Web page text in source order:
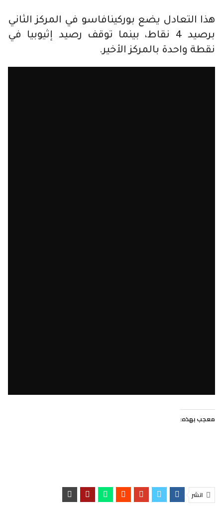
هذا التعادل يضع بوركينافاسو في المركز الثاني
برصيد 4 نقاط، بينما توقف رصيد إثيوبيا في
نقطة واحدة بالمركز الأخير.
معجب بهذه:
انشر